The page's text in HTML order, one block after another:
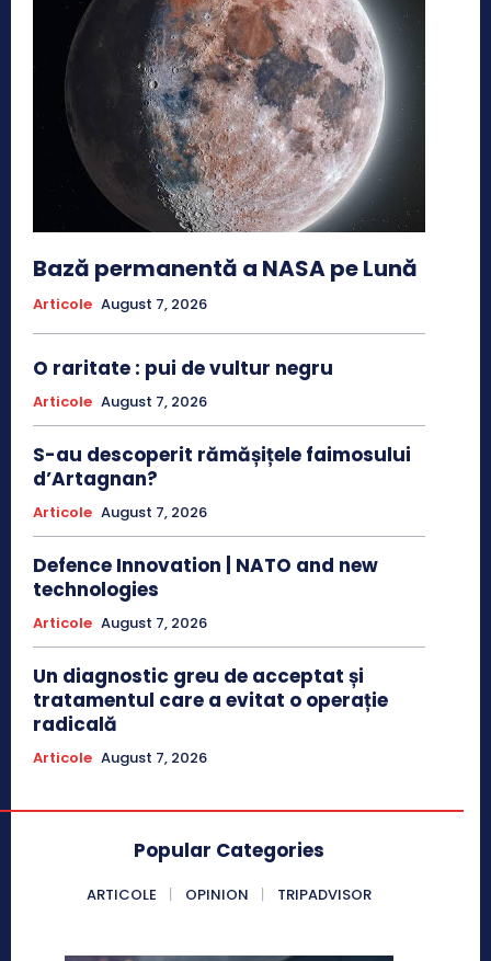
Bază permanentă a NASA pe Lună
Articole August 7, 2026
O raritate : pui de vultur negru
Articole August 7, 2026
S-au descoperit rămășițele faimosului
d’Artagnan?
Articole August 7, 2026
Defence Innovation | NATO and new
technologies
Articole August 7, 2026
Un diagnostic greu de acceptat și
tratamentul care a evitat o operație
radicală
Articole August 7, 2026
Popular Categories
ARTICOLE OPINION TRIPADVISOR